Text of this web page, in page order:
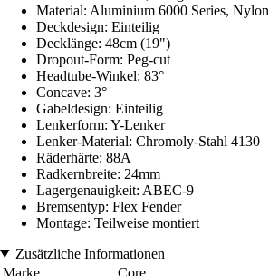
Material: Aluminium 6000 Series, Nylon
Deckdesign: Einteilig
Decklänge: 48cm (19")
Dropout-Form: Peg-cut
Headtube-Winkel: 83°
Concave: 3°
Gabeldesign: Einteilig
Lenkerform: Y-Lenker
Lenker-Material: Chromoly-Stahl 4130
Räderhärte: 88A
Radkernbreite: 24mm
Lagergenauigkeit: ABEC-9
Bremsentyp: Flex Fender
Montage: Teilweise montiert
Zusätzliche Informationen
Marke
Core